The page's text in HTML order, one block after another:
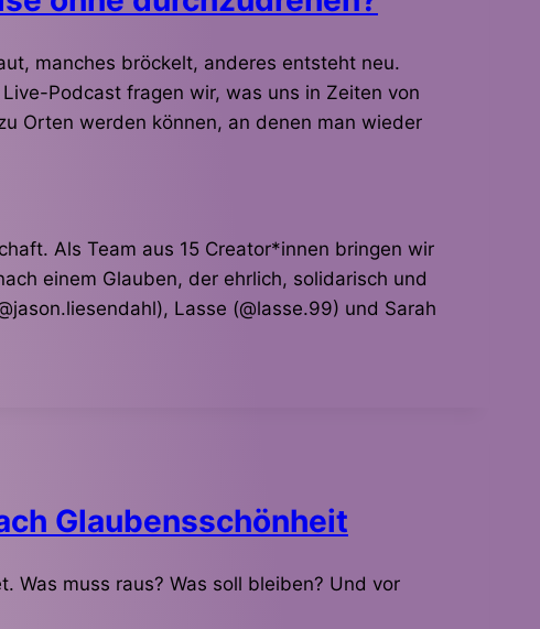
manches bröckelt, anderes entsteht neu.
Podcast fragen wir, was uns in Zeiten von
Orten werden können, an denen man wieder
Als Team aus 15 Creator*innen bringen wir
einem Glauben, der ehrlich, solidarisch und
Lasse (@lasse.99) und Sarah
Glaubensschönheit
Was muss raus? Was soll bleiben? Und vor